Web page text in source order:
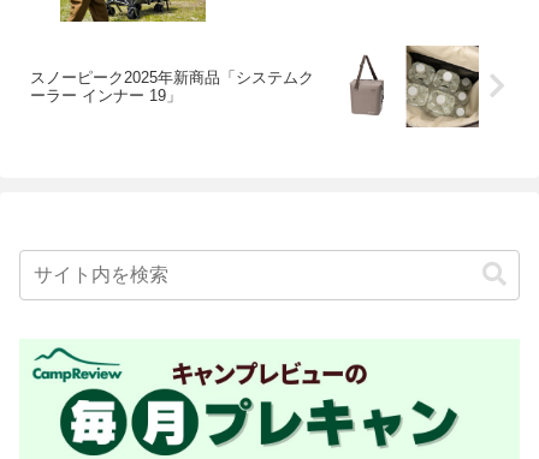
スノーピーク2025年新商品「システムク
ーラー インナー 19」